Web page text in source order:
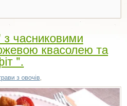
часниковими
квасолею та
".
з овочів,